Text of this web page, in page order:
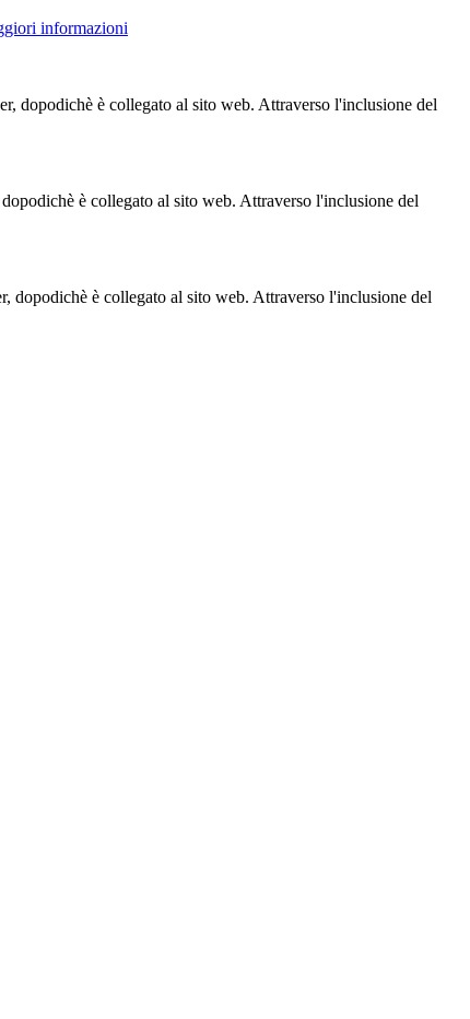
informazioni
dopodichè è collegato al sito web. Attraverso l'inclusione del
è collegato al sito web. Attraverso l'inclusione del
è collegato al sito web. Attraverso l'inclusione del